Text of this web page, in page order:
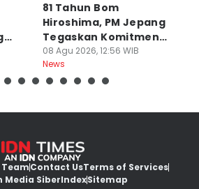
81 Tahun Bom
Hiroshima, PM Jepang
Tegaskan Komitmen
Bebas Nuklir
08 Agu 2026, 12:56 WIB
News
Contact UsTerms of Services
Media SiberIndexSitemap